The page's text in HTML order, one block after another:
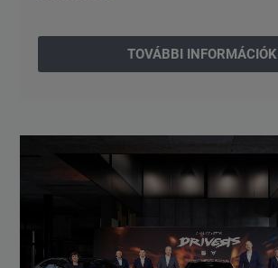
TOVÁBBI INFORMÁCIÓK